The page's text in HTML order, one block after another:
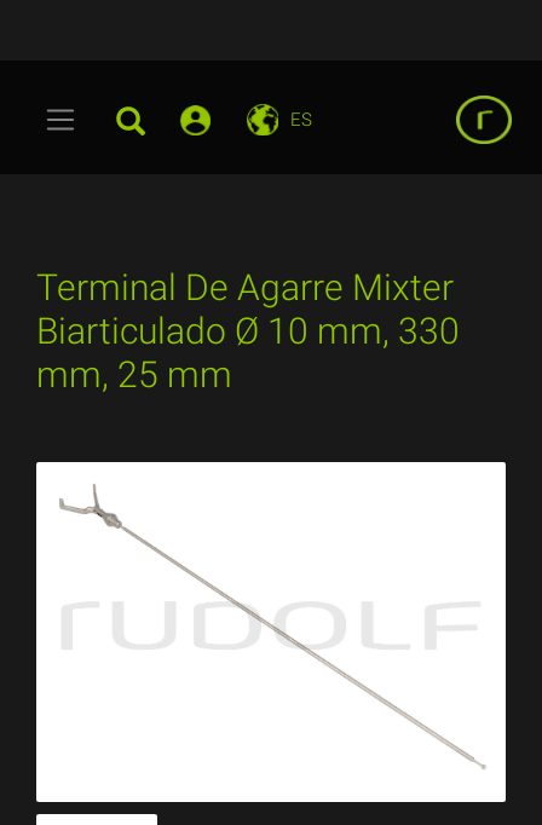
ES
Terminal De Agarre Mixter
Biarticulado Ø 10 mm, 330
mm, 25 mm